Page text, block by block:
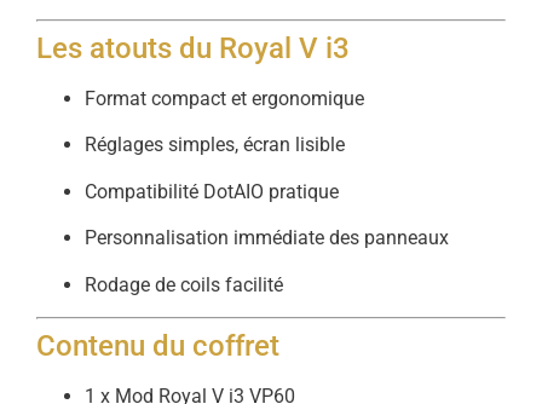
Les atouts du Royal V i3
Format compact et ergonomique
Réglages simples, écran lisible
Compatibilité DotAIO pratique
Personnalisation immédiate des panneaux
Rodage de coils facilité
Contenu du coffret
1 x Mod Royal V i3 VP60